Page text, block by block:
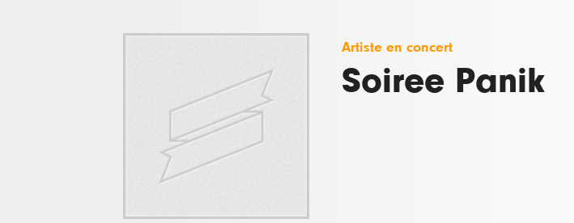
Artiste en concert
Soiree Panik